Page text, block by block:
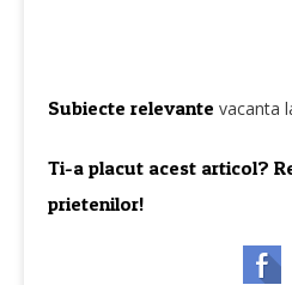
Subiecte relevante vacanta
Ti-a placut acest articol?
prietenilor!